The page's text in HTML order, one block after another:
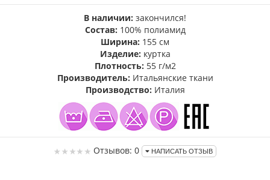
В наличии: закончился!
Состав: 100% полиамид
Ширина: 155 см
Изделие: куртка
Плотность: 55 г/м2
Производитель: Итальянские ткани
Производство: Италия
Отзывов: 0 НАПИСАТЬ ОТЗЫВ